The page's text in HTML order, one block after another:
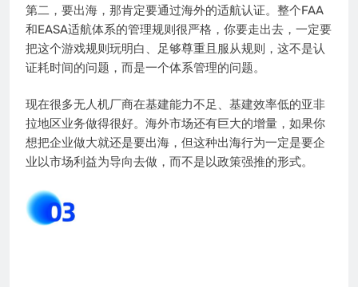
第二，要出海，那肯定要通过海外的适航认证。整个FAA
和EASA适航体系的管理规则很严格，你要走出去，一定要
把这个游戏规则玩明白、足够尊重且服从规则，这不是认
证耗时间的问题，而是一个体系管理的问题。
现在很多无人机厂商在基建能力不足、基建效率低的亚非
拉地区业务做得很好。海外市场还有巨大的增量，如果你
想把企业做大就还是要出海，但这种出海行为一定是要企
业以市场利益为导向去做，而不是以政策强推的形式。